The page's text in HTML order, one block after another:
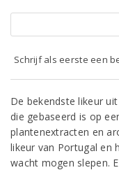
Schrijf als eerste een
De bekendste likeur
die gebaseerd is op
plantenextracten en
likeur van Portugal en
wacht mogen slepen.